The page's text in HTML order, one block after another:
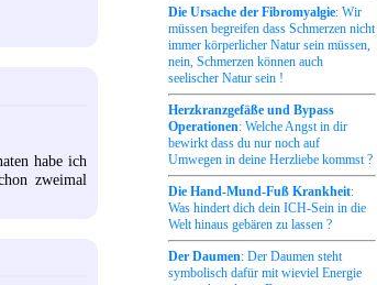
habe ich
zweimal
Die Ursache der Fibromyalgie: Wir
müssen begreifen dass Schmerzen nicht
immer körperlicher Natur sein müssen,
nein, Schmerzen können auch
seelischer Natur sein !
Herzkranzgefäße und Bypass
Operationen: Welche Angst in dir
bewirkt dass du nur noch auf
Umwegen in deine Herzliebe kommst ?
Die Hand-Mund-Fuß Krankheit:
Was hindert dich dein ICH-Sein in die
Welt hinaus gebären zu lassen ?
Der Daumen: Der Daumen steht
symbolisch dafür mit wieviel Energie